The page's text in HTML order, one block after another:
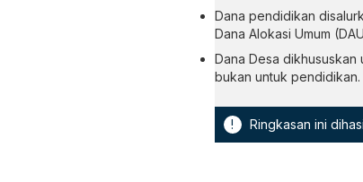
Dana pendidikan
Dana Alokasi Umum
Dana Desa
bukan untuk pendidikan.
! Ringkasan ini